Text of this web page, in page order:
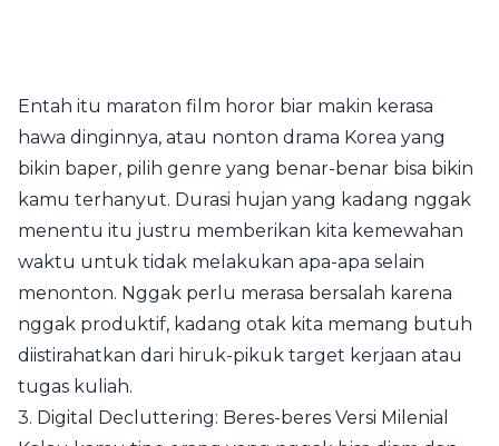
Entah itu maraton film horor biar makin kerasa
hawa dinginnya, atau nonton drama Korea yang
bikin baper, pilih genre yang benar-benar bisa bikin
kamu terhanyut. Durasi hujan yang kadang nggak
menentu itu justru memberikan kita kemewahan
waktu untuk tidak melakukan apa-apa selain
menonton. Nggak perlu merasa bersalah karena
nggak produktif, kadang otak kita memang butuh
diistirahatkan dari hiruk-pikuk target kerjaan atau
tugas kuliah.
3. Digital Decluttering: Beres-beres Versi Milenial